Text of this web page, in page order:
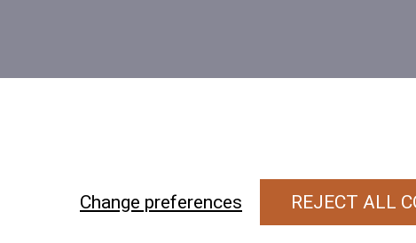
477601560
Wuytsbergen
118, 2200 Herentals
Change preferences REJECT ALL